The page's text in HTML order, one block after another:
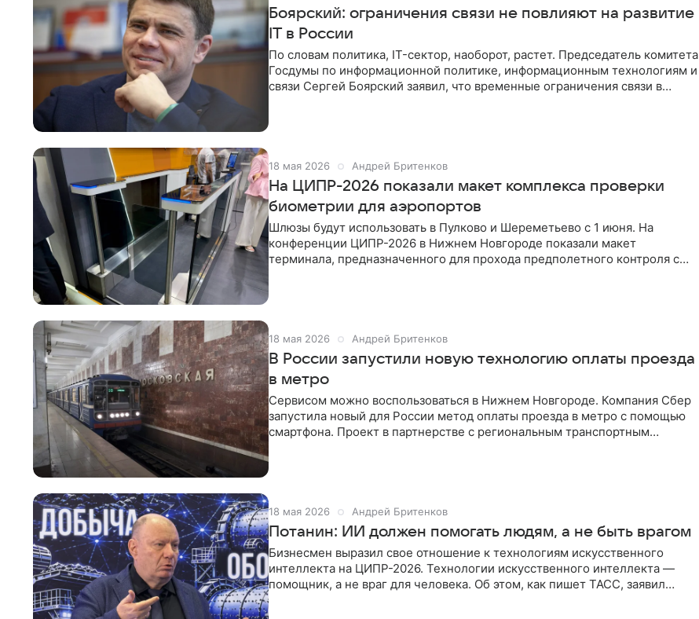
Боярский: ограничения связи не повлияют на развитие
IT в России
По словам политика, IT-сектор, наоборот, растет. Председатель комитета
Госдумы по информационной политике, информационным технологиям и
связи Сергей Боярский заявил, что временные ограничения связи в
18 мая 2026 Андрей Бритенков
На ЦИПР-2026 показали макет комплекса проверки
биометрии для аэропортов
Шлюзы будут использовать в Пулково и Шереметьево с 1 июня. На
конференции ЦИПР-2026 в Нижнем Новгороде показали макет
терминала, предназначенного для прохода предполетного контроля с
18 мая 2026 Андрей Бритенков
В России запустили новую технологию оплаты проезда
в метро
Сервисом можно воспользоваться в Нижнем Новгороде. Компания Сбер
запустила новый для России метод оплаты проезда в метро с помощью
смартфона. Проект в партнерстве с региональным транспортным
18 мая 2026 Андрей Бритенков
Потанин: ИИ должен помогать людям, а не быть врагом
Бизнесмен выразил свое отношение к технологиям искусственного
интеллекта на ЦИПР-2026. Технологии искусственного интеллекта —
помощник, а не враг для человека. Об этом, как пишет ТАСС, заявил